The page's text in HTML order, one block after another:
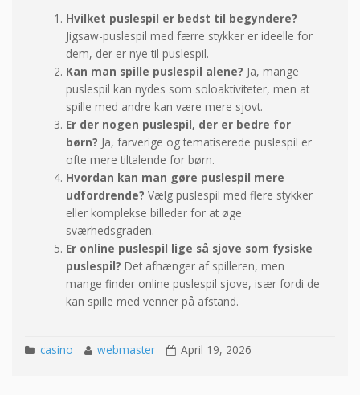
Hvilket puslespil er bedst til begyndere?
Jigsaw-puslespil med færre stykker er ideelle for
dem, der er nye til puslespil.
Kan man spille puslespil alene? Ja, mange
puslespil kan nydes som soloaktiviteter, men at
spille med andre kan være mere sjovt.
Er der nogen puslespil, der er bedre for
børn? Ja, farverige og tematiserede puslespil er
ofte mere tiltalende for børn.
Hvordan kan man gøre puslespil mere
udfordrende? Vælg puslespil med flere stykker
eller komplekse billeder for at øge
sværhedsgraden.
Er online puslespil lige så sjove som fysiske
puslespil? Det afhænger af spilleren, men
mange finder online puslespil sjove, især fordi de
kan spille med venner på afstand.
casino webmaster April 19, 2026